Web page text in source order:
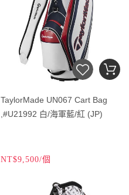
TaylorMade UN067 Cart Bag
,#U21992 白/海軍藍/紅 (JP)
NT$9,500/個